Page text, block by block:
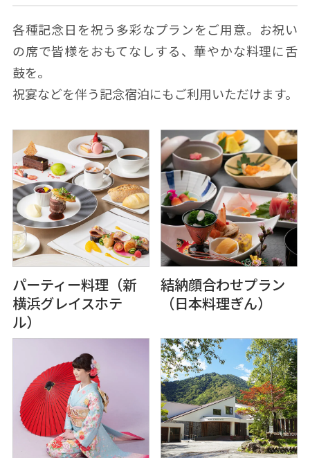
各種記念⽇を祝う多彩なプランをご⽤意。お祝い
の席で皆様をおもてなしする、華やかな料理に⾆
⿎を。
祝宴などを伴う記念宿泊にもご利⽤いただけます。
パーティー料理（新
横浜グレイスホテ
ル）
結納顔合わせプラン
（⽇本料理ぎん）